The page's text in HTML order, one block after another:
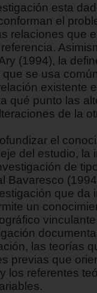
esta
el
relaciones que
(1994), la
se usa
existente
qué punto las
de la
el
del estudio, la
de
Bavaresco
que da
un
las teorías
previas que
los referentes